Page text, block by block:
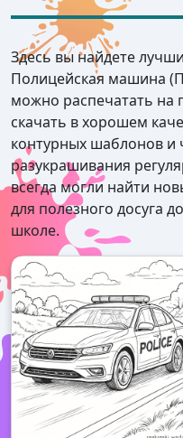
Здесь вы найдете
Полицейская машина
можно распечатать на
скачать в хорошем
контурных шаблонов и
разукрашивания
всегда могли найти
для полезного досуга
школе.